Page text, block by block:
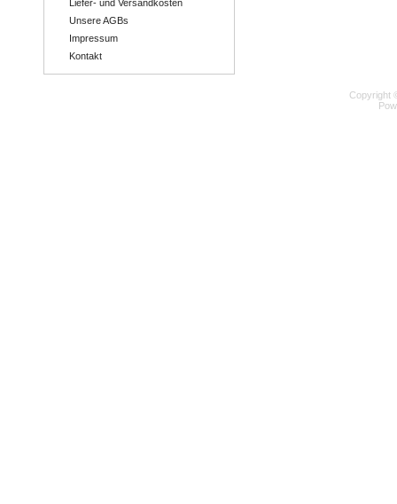
Liefer- und Versandkosten
Unsere AGBs
Impressum
Kontakt
Copyright